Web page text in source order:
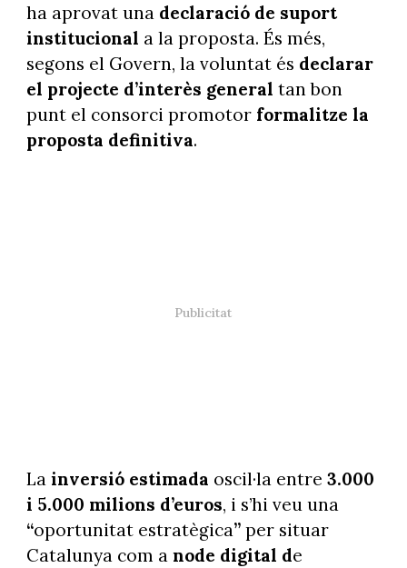
ha aprovat una declaració de suport
institucional a la proposta. És més,
segons el Govern, la voluntat és declarar
el projecte d’interès general tan bon
punt el consorci promotor formalitze la
proposta definitiva.
La inversió estimada oscil·la entre 3.000
i 5.000 milions d’euros, i s’hi veu una
“oportunitat estratègica” per situar
Catalunya com a node digital de